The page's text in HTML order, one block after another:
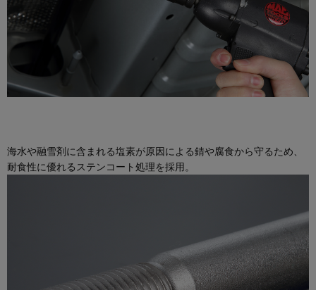
海水や融雪剤に含まれる塩素が原因による錆や腐食から守るため、
耐食性に優れるステンコート処理を採用。